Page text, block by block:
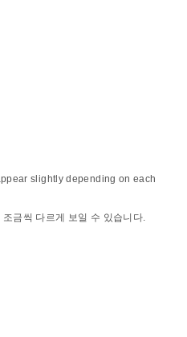
slightly depending on each
금씩 다르게 보일 수 있습니다.